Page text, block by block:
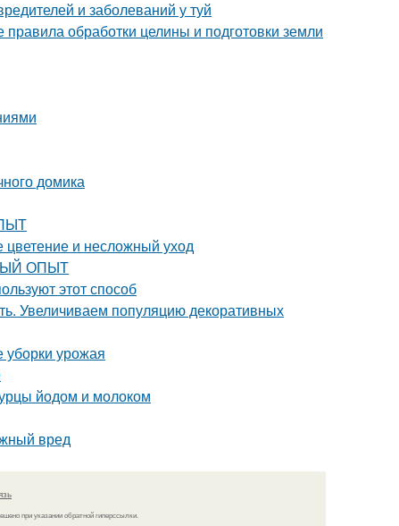
и заболеваний у туй
обработки целины и подготовки земли
домика
цветение и несложный уход
ОПЫТ
этот способ
Увеличиваем популяцию декоративных
уборки урожая
йодом и молоком
вред
при указании обратной гиперссылки.